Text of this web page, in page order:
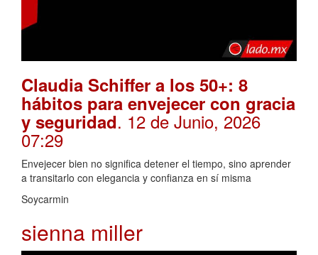
Claudia Schiffer a los 50+: 8
hábitos para envejecer con gracia
y seguridad. 12 de Junio, 2026
07:29
Envejecer bien no significa detener el tiempo, sino aprender
a transitarlo con elegancia y confianza en sí misma
Soycarmin
sienna miller